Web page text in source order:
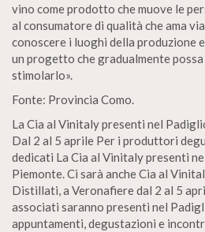
vino come prodotto che muove le
al consumatore di qualità che ama
conoscere i luoghi della produzione
un progetto che gradualmente
stimolarlo».
Fonte: Provincia Como.
La Cia al Vinitaly presenti nel
Dal 2 al 5 aprile Per i produttori
dedicati La Cia al Vinitaly presenti
Piemonte. Ci sarà anche Cia al
Distillati, a Veronafiere dal 2 al 5
associati saranno presenti nel
appuntamenti, degustazioni e